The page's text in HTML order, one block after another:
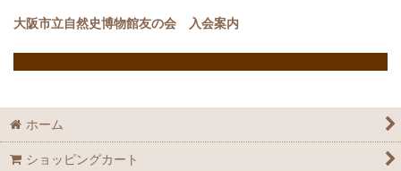
大阪市立自然史博物館友の会 入会案内
ホーム
ショッピングカート